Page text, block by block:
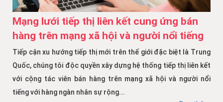
Mạng lưới tiếp thị liên kết cung ứng bán
hàng trên mạng xã hội và người nổi tiếng
Tiếp cận xu hướng tiếp thị mới trên thế giới đặc biệt là Trung
Quốc, chúng tôi độc quyền xây dựng hệ thống tiếp thị liên kết
với cộng tác viên bán hàng trên mạng xã hội và người nổi
tiếng với hàng ngàn nhân sự rộng...